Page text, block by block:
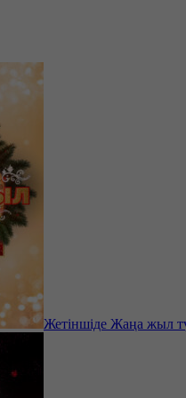
Жетіншіде Жаңа жыл